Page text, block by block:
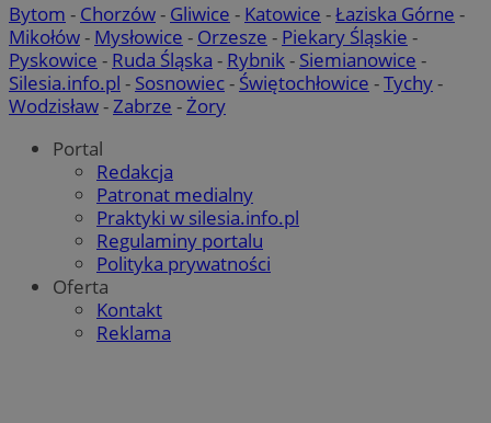
Bytom - Chorzów- Gliwice - Katowice -Łaziska Górne -
Mikołów- Mysłowice - Orzesze - Piekary Śląskie -
Pyskowice - Ruda Śląska - Rybnik- Siemianowice -
Silesia.info.pl - Sosnowiec- Świętochłowice -Tychy-
Wodzisław-Zabrze -Żory
Portal
Redakcja
Patronat medialny
Praktyki w silesia.info.pl
Regulaminy portalu
Polityka prywatności
Oferta
Kontakt
Reklama